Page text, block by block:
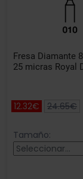
Fresa Diamante
25 micras Royal
12.32€ 24.65€
Tamaño: